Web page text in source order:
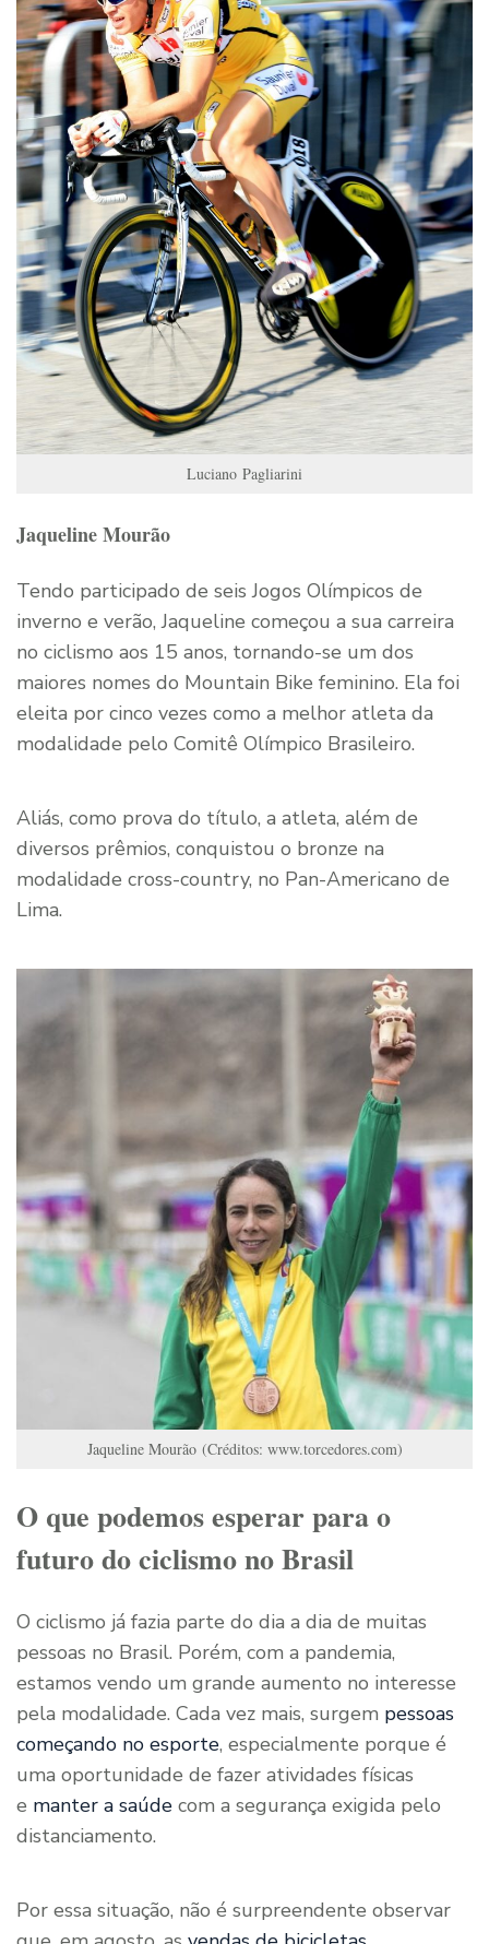
Luciano Pagliarini
Jaqueline Mourão
Tendo participado de seis Jogos Olímpicos de
inverno e verão, Jaqueline começou a sua carreira
no ciclismo aos 15 anos, tornando-se um dos
maiores nomes do Mountain Bike feminino. Ela foi
eleita por cinco vezes como a melhor atleta da
modalidade pelo Comitê Olímpico Brasileiro.
Aliás, como prova do título, a atleta, além de
diversos prêmios, conquistou o bronze na
modalidade cross-country, no Pan-Americano de
Lima.
Jaqueline Mourão (Créditos: www.torcedores.com)
O que podemos esperar para o
futuro do ciclismo no Brasil
O ciclismo já fazia parte do dia a dia de muitas
pessoas no Brasil. Porém, com a pandemia,
estamos vendo um grande aumento no interesse
pela modalidade. Cada vez mais, surgem pessoas
começando no esporte, especialmente porque é
uma oportunidade de fazer atividades físicas
e manter a saúde com a segurança exigida pelo
distanciamento.
Por essa situação, não é surpreendente observar